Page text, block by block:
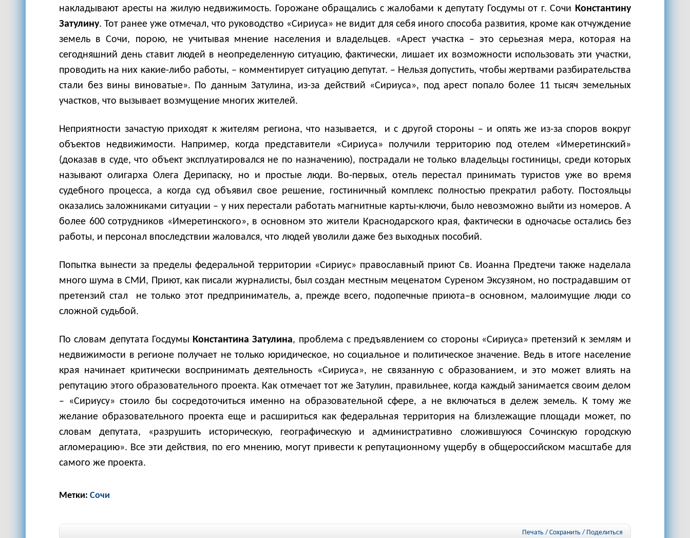
накладывают аресты на жилую недвижимость. Горожане обращались с жалобами к депутату Госдумы от г. Сочи Константину
Затулину. Тот ранее уже отмечал, что руководство «Сириуса» не видит для себя иного способа развития, кроме как отчуждение
земель в Сочи, порою, не учитывая мнение населения и владельцев. «Арест участка – это серьезная мера, которая на
сегодняшний день ставит людей в неопределенную ситуацию, фактически, лишает их возможности использовать эти участки,
проводить на них какие-либо работы, – комментирует ситуацию депутат. – Нельзя допустить, чтобы жертвами разбирательства
стали без вины виноватые». По данным Затулина, из-за действий «Сириуса», под арест попало более 11 тысяч земельных
участков, что вызывает возмущение многих жителей.
Неприятности зачастую приходят к жителям региона, что называется, и с другой стороны – и опять же из-за споров вокруг
объектов недвижимости. Например, когда представители «Сириуса» получили территорию под отелем «Имеретинский»
(доказав в суде, что объект эксплуатировался не по назначению), пострадали не только владельцы гостиницы, среди которых
называют олигарха Олега Дерипаску, но и простые люди. Во-первых, отель перестал принимать туристов уже во время
судебного процесса, а когда суд объявил свое решение, гостиничный комплекс полностью прекратил работу. Постояльцы
оказались заложниками ситуации – у них перестали работать магнитные карты-ключи, было невозможно выйти из номеров. А
более 600 сотрудников «Имеретинского», в основном это жители Краснодарского края, фактически в одночасье остались без
работы, и персонал впоследствии жаловался, что людей уволили даже без выходных пособий.
Попытка вынести за пределы федеральной территории «Сириус» православный приют Св. Иоанна Предтечи также наделала
много шума в СМИ, Приют, как писали журналисты, был создан местным меценатом Суреном Эксузяном, но пострадавшим от
претензий стал не только этот предприниматель, а, прежде всего, подопечные приюта–в основном, малоимущие люди со
сложной судьбой.
По словам депутата Госдумы Константина Затулина, проблема с предъявлением со стороны «Сириуса» претензий к землям и
недвижимости в регионе получает не только юридическое, но социальное и политическое значение. Ведь в итоге население
края начинает критически воспринимать деятельность «Сириуса», не связанную с образованием, и это может влиять на
репутацию этого образовательного проекта. Как отмечает тот же Затулин, правильнее, когда каждый занимается своим делом
– «Сириусу» стоило бы сосредоточиться именно на образовательной сфере, а не включаться в дележ земель. К тому же
желание образовательного проекта еще и расшириться как федеральная территория на близлежащие площади может, по
словам депутата, «разрушить историческую, географическую и административно сложившуюся Сочинскую городскую
агломерацию». Все эти действия, по его мнению, могут привести к репутационному ущербу в общероссийском масштабе для
самого же проекта.
Метки: Сочи
Печать / Сохранить / Поделиться